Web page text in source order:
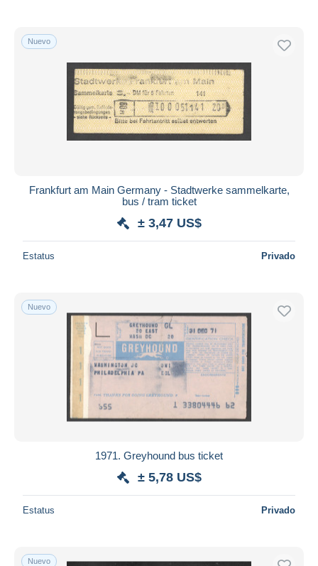
Nuevo
Frankfurt am Main Germany - Stadtwerke sammelkarte,
bus / tram ticket
± 3,47 US$
Estatus Privado
Nuevo
1971. Greyhound bus ticket
± 5,78 US$
Estatus Privado
Nuevo